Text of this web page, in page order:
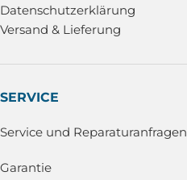
Datenschutzerklärung
Versand & Lieferung
SERVICE
Service und Reparaturanfragen
Garantie